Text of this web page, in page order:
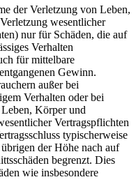
der Verletzung von Leben,
wesentlicher
nur für Schäden, die auf
Verhalten
für mittelbare
Gewinn.
außer bei
Verhalten oder bei
Körper und
Vertragspflichten
typischerweise
der Höhe nach auf
begrenzt. Dies
wie insbesondere